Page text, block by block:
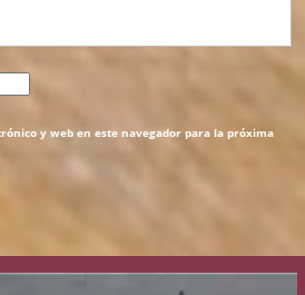
y web en este navegador para la próxima